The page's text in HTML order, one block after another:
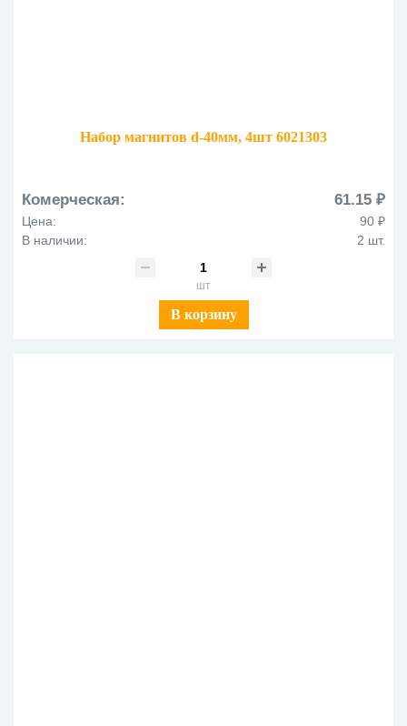
Набор магнитов d-40мм, 4шт 6021303
Комерческая: 61.15 ₽
Цена:
90 ₽
В наличии:
2 шт.
шт
В корзину